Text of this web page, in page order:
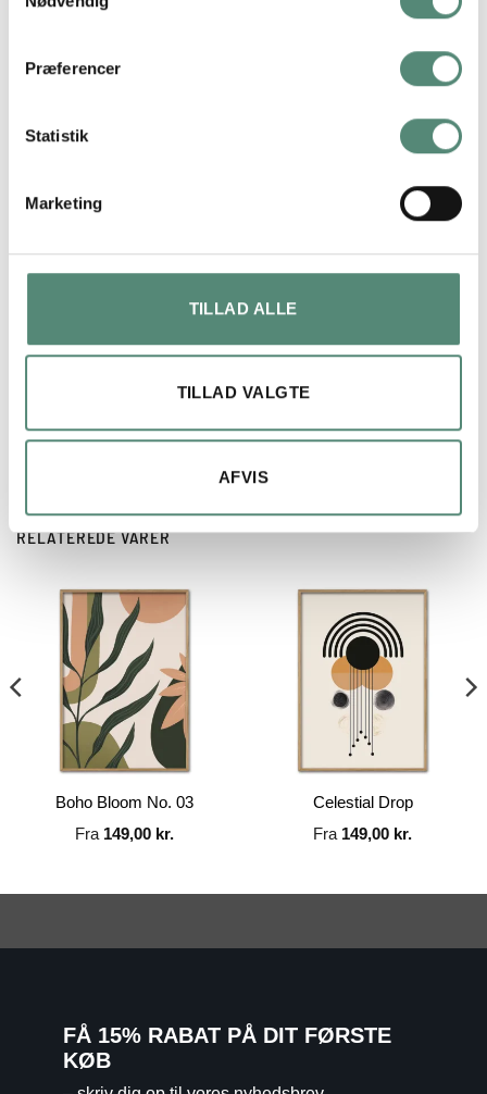
Præferencer
Statistik
Marketing
TILLAD ALLE
TILLAD VALGTE
AFVIS
Fin billede og ramme.
Kom på anden dagen, efter bestilling
RELATEREDE VARER
Boho Bloom No. 03
Fra 149,00 kr.
Celestial Drop
Fra 149,00 kr.
FÅ 15% RABAT PÅ DIT FØRSTE
KØB